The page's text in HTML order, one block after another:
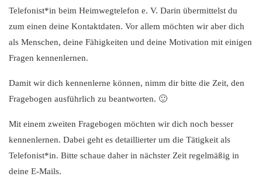
Telefonist*in beim Heimwegtelefon e. V. Darin übermittelst du
zum einen deine Kontaktdaten. Vor allem möchten wir aber dich
als Menschen, deine Fähigkeiten und deine Motivation mit einigen
Fragen kennenlernen.
Damit wir dich kennenlerne können, nimm dir bitte die Zeit, den
Fragebogen ausführlich zu beantworten. 🙂
Mit einem zweiten Fragebogen möchten wir dich noch besser
kennenlernen. Dabei geht es detaillierter um die Tätigkeit als
Telefonist*in. Bitte schaue daher in nächster Zeit regelmäßig in
deine E-Mails.